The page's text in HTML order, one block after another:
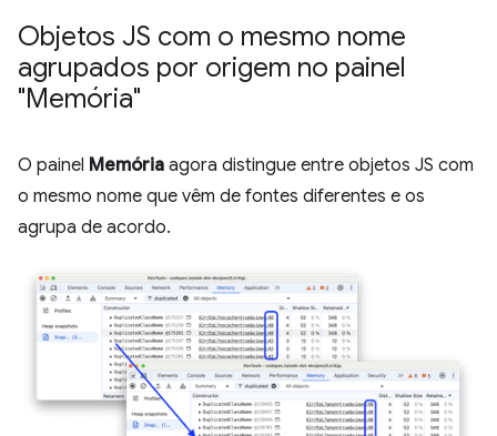
Objetos JS com o mesmo nome
agrupados por origem no painel
"Memória"
O painel Memória agora distingue entre objetos JS com
o mesmo nome que vêm de fontes diferentes e os
agrupa de acordo.